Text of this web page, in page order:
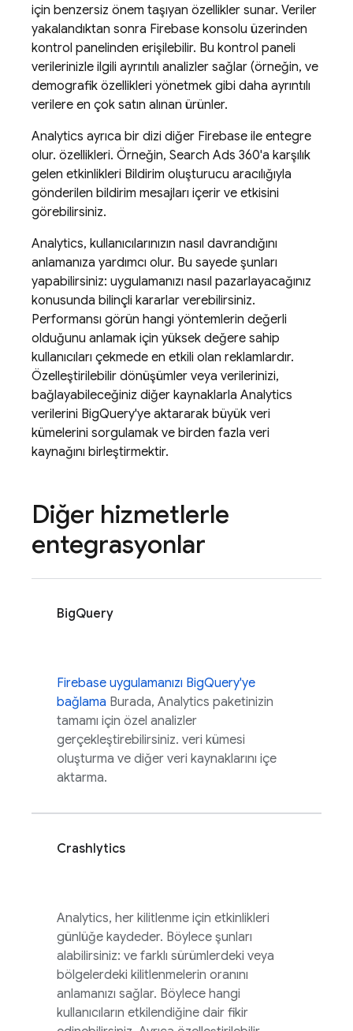
için benzersiz önem taşıyan özellikler sunar. Veriler
yakalandıktan sonra Firebase konsolu üzerinden
kontrol panelinden erişilebilir. Bu kontrol paneli
verilerinizle ilgili ayrıntılı analizler sağlar (örneğin, ve
demografik özellikleri yönetmek gibi daha ayrıntılı
verilere en çok satın alınan ürünler.
Analytics ayrıca bir dizi diğer Firebase ile entegre
olur. özellikleri. Örneğin, Search Ads 360'a karşılık
gelen etkinlikleri Bildirim oluşturucu aracılığıyla
gönderilen bildirim mesajları içerir ve etkisini
görebilirsiniz.
Analytics, kullanıcılarınızın nasıl davrandığını
anlamanıza yardımcı olur. Bu sayede şunları
yapabilirsiniz: uygulamanızı nasıl pazarlayacağınız
konusunda bilinçli kararlar verebilirsiniz.
Performansı görün hangi yöntemlerin değerli
olduğunu anlamak için yüksek değere sahip
kullanıcıları çekmede en etkili olan reklamlardır.
Özelleştirilebilir dönüşümler veya verilerinizi,
bağlayabileceğiniz diğer kaynaklarla Analytics
verilerini BigQuery'ye aktararak büyük veri
kümelerini sorgulamak ve birden fazla veri
kaynağını birleştirmektir.
Diğer hizmetlerle
entegrasyonlar
BigQuery
Firebase uygulamanızı BigQuery'ye
bağlama Burada, Analytics paketinizin
tamamı için özel analizler
gerçekleştirebilirsiniz. veri kümesi
oluşturma ve diğer veri kaynaklarını içe
aktarma.
Crashlytics
Analytics, her kilitlenme için etkinlikleri
günlüğe kaydeder. Böylece şunları
alabilirsiniz: ve farklı sürümlerdeki veya
bölgelerdeki kilitlenmelerin oranını
anlamanızı sağlar. Böylece hangi
kullanıcıların etkilendiğine dair fikir